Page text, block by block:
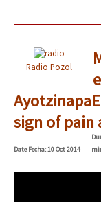
Radio Pozol
Ayotzinapa
sign of pain
DateFecha: 10 Oct 2014